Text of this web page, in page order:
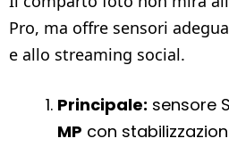
Pro, ma offre sensori
e allo streaming social.
Principale: sensore
MP con